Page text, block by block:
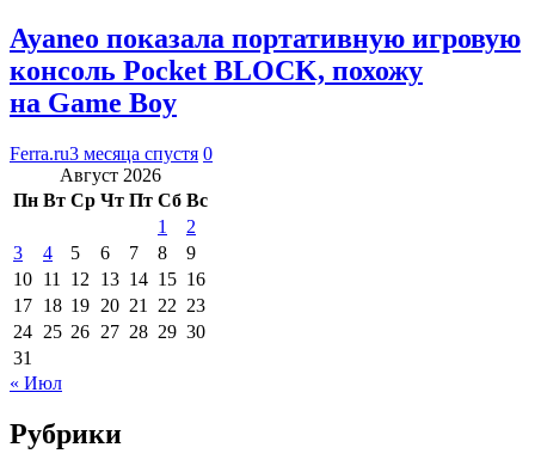
Ayaneo показала портативную игровую
консоль Pocket BLOCK, похожу
на Game Boy
Ferra.ru3 месяца спустя 0
Август 2026
Пн Вт Ср Чт Пт Сб Вс
1
2
3
4 5 6 7 8
9
10 11 12 13 14 15 16
17 18 19 20 21 22 23
24 25 26 27 28 29 30
31
« Июл
Рубрики